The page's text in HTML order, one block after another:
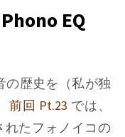
EQ
の歴史を（私が独
前回 Pt.23 では、
れたフォノイコの